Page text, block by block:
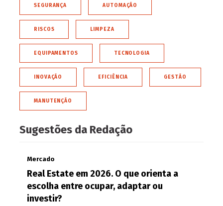
SEGURANÇA AUTOMAÇÃO
RISCOS LIMPEZA
EQUIPAMENTOS TECNOLOGIA
INOVAÇÃO EFICIÊNCIA GESTÃO
MANUTENÇÃO
Sugestões da Redação
Mercado
Real Estate em 2026. O que orienta a
escolha entre ocupar, adaptar ou
investir?